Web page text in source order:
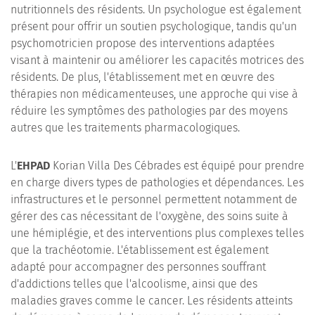
nutritionnels des résidents. Un psychologue est également
présent pour offrir un soutien psychologique, tandis qu'un
psychomotricien propose des interventions adaptées
visant à maintenir ou améliorer les capacités motrices des
résidents. De plus, l'établissement met en œuvre des
thérapies non médicamenteuses, une approche qui vise à
réduire les symptômes des pathologies par des moyens
autres que les traitements pharmacologiques.
L'EHPAD Korian Villa Des Cébrades est équipé pour prendre
en charge divers types de pathologies et dépendances. Les
infrastructures et le personnel permettent notamment de
gérer des cas nécessitant de l'oxygène, des soins suite à
une hémiplégie, et des interventions plus complexes telles
que la trachéotomie. L'établissement est également
adapté pour accompagner des personnes souffrant
d'addictions telles que l'alcoolisme, ainsi que des
maladies graves comme le cancer. Les résidents atteints